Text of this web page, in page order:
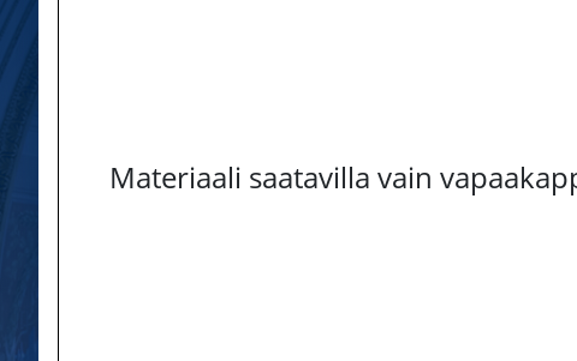
Materiaali saatavilla vain